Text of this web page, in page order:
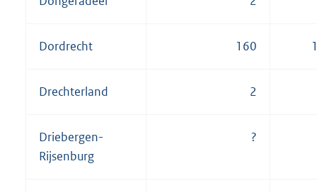
Dordrecht 160
Drechterland 2
Driebergen-
Rijsenburg
?